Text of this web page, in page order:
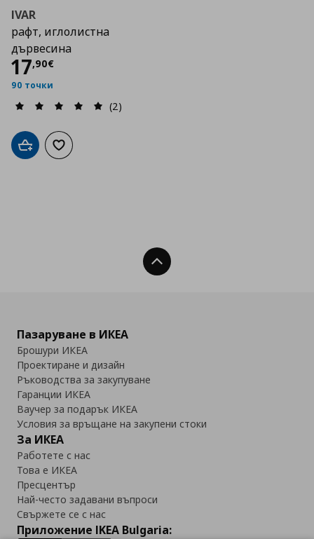
IVAR
рафт, иглолистна
дървесина
17,90€
Цена
90 точки
(2)
Добави в кошницата
Добави към списъка с любими
Нагоре
Пазаруване в ИКЕА
Брошури ИКЕА
Проектиране и дизайн
Ръководства за закупуване
Гаранции ИКЕА
Ваучер за подарък ИКЕА
Условия за връщане на закупени стоки
За ИКЕА
Работете с нас
Това е ИКЕА
Пресцентър
Най-често задавани въпроси
Свържете се с нас
Приложение IKEA Bulgaria: